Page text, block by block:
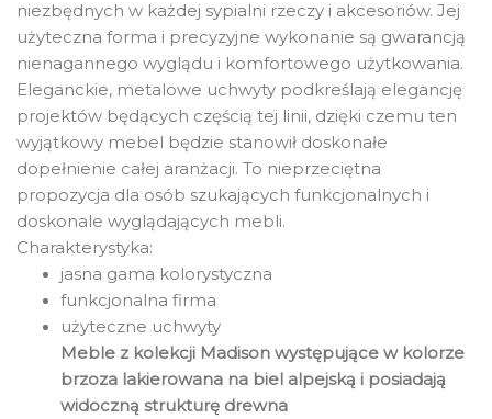
niezbędnych w każdej sypialni rzeczy i akcesoriów. Jej
użyteczna forma i precyzyjne wykonanie są gwarancją
nienagannego wyglądu i komfortowego użytkowania.
Eleganckie, metalowe uchwyty podkreślają elegancję
projektów będących częścią tej linii, dzięki czemu ten
wyjątkowy mebel będzie stanowił doskonałe
dopełnienie całej aranżacji. To nieprzeciętna
propozycja dla osób szukających funkcjonalnych i
doskonale wyglądających mebli.
Charakterystyka:
jasna gama kolorystyczna
funkcjonalna firma
użyteczne uchwyty
Meble z kolekcji Madison występujące w kolorze
brzoza lakierowana na biel alpejską i posiadają
widoczną strukturę drewna